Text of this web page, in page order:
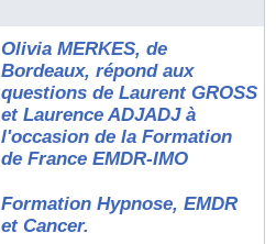
Olivia MERKES, de
Bordeaux, répond aux
questions de Laurent GROSS
et Laurence ADJADJ à
l'occasion de la Formation
de France EMDR-IMO
Formation Hypnose, EMDR
et Cancer.